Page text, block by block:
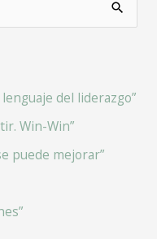
del liderazgo”
Win-Win”
puede mejorar”